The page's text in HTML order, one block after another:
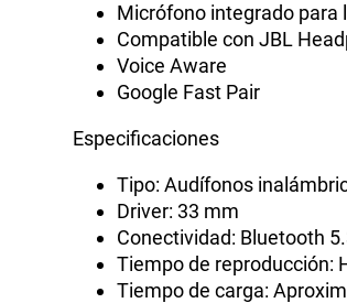
Micrófono integrado para
Compatible con JBL
Voice Aware
Google Fast Pair
Especificaciones
Tipo: Audífonos
Driver: 33 mm
Conectividad: Bluetooth
Tiempo de reproducción:
Tiempo de carga: